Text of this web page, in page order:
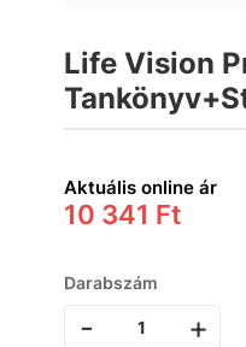
Life Vision
Aktuális online ár
10 341 Ft
Darabszám
- +